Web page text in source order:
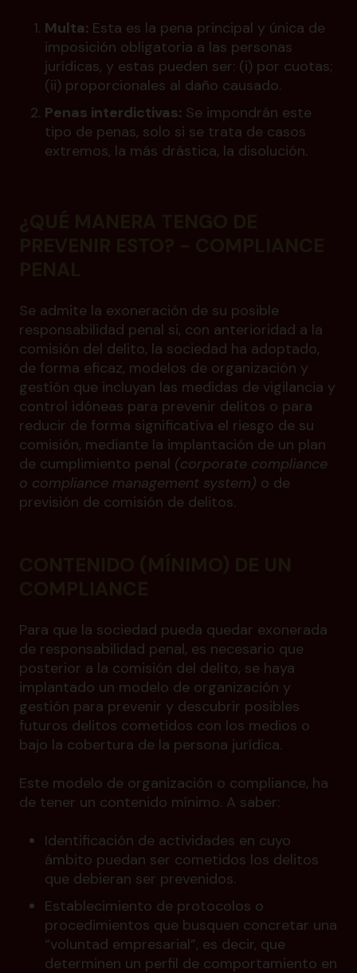
Multa: Esta es la pena principal y única de
imposición obligatoria a las personas
jurídicas, y estas pueden ser: (i) por cuotas;
(ii) proporcionales al daño causado.
Penas interdictivas: Se impondrán este
tipo de penas, solo si se trata de casos
extremos, la más drástica, la disolución.
Se admite la exoneración de su posible
responsabilidad penal si, con anterioridad a la
comisión del delito, la sociedad ha adoptado,
de forma eficaz, modelos de organización y
gestión que incluyan las medidas de vigilancia y
control idóneas para prevenir delitos o para
reducir de forma significativa el riesgo de su
comisión, mediante la implantación de un plan
de cumplimiento penal (corporate compliance
o compliance management system) o de
previsión de comisión de delitos.
Para que la sociedad pueda quedar exonerada
de responsabilidad penal, es necesario que
posterior a la comisión del delito, se haya
implantado un modelo de organización y
gestión para prevenir y descubrir posibles
futuros delitos cometidos con los medios o
bajo la cobertura de la persona jurídica.
Este modelo de organización o compliance, ha
de tener un contenido mínimo. A saber:
Identificación de actividades en cuyo
ámbito puedan ser cometidos los delitos
que debieran ser prevenidos.
Establecimiento de protocolos o
procedimientos que busquen concretar una
“voluntad empresarial”, es decir, que
determinen un perfil de comportamiento en